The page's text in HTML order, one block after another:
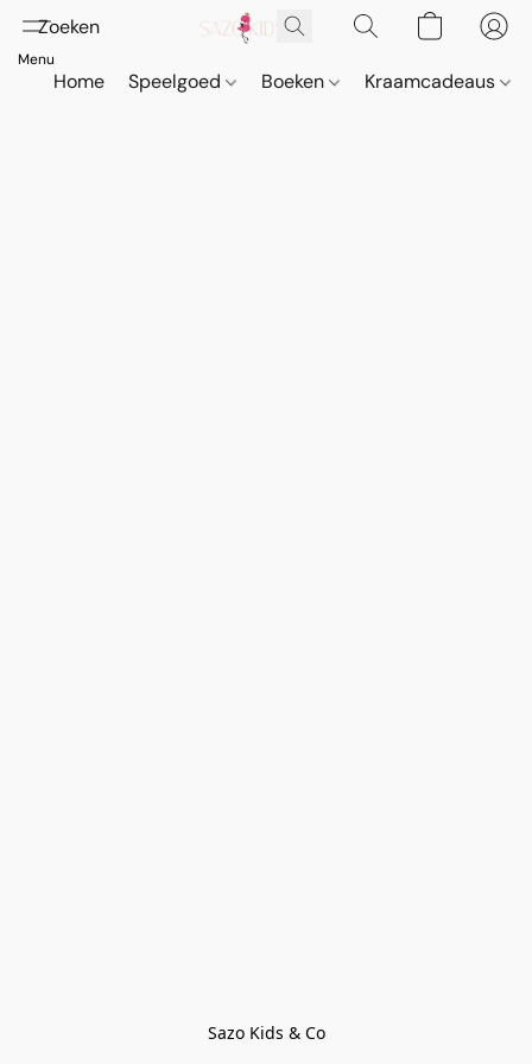
Home Speelgoed Boeken Kraamcadeaus
Sazo Kids & Co